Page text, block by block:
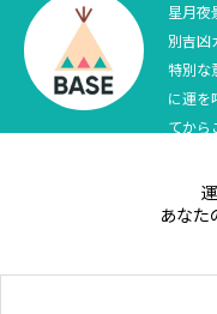
テニス四大大会・五輪
テニス四大大会・五輪
星月夜
別吉凶
特別な
に運を
てから
あなた